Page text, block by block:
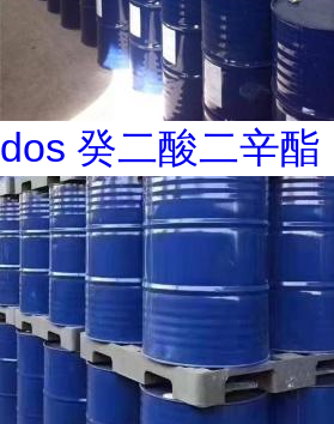
dos 癸二酸二辛酯